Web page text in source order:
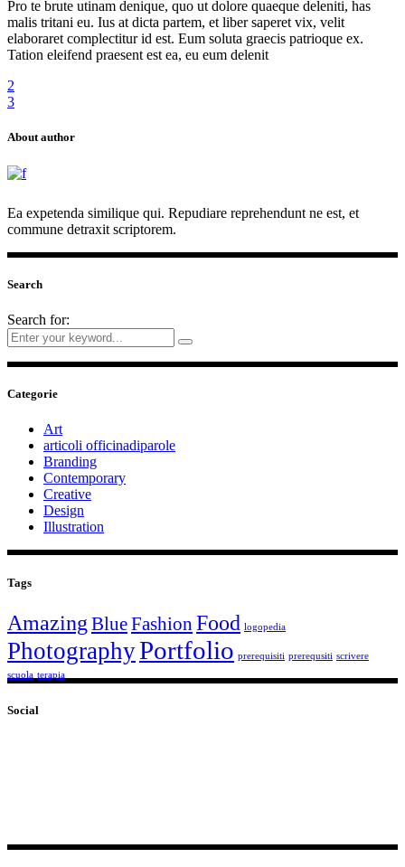
Pro te brute utinam denique, quo ut dolore quaeque deleniti, has
malis tritani eu. Ius at dicta partem, et liber saperet vix, velit
elaboraret complectitur id est. Eum soluta graecis patrioque ex.
Tation eleifend praesent est ea, eu eum delenit
2
3
About author
Ea expetenda similique qui. Repudiare reprehendunt ne est, et
commune detraxit scriptorem.
Search
Search for:
Categorie
Art
articoli officinadiparole
Branding
Contemporary
Creative
Design
Illustration
Tags
Amazing BlueFashion Food logopedia
PhotographyPortfolio prerequisiti prerequsiti scrivere
scuola terapia
Social